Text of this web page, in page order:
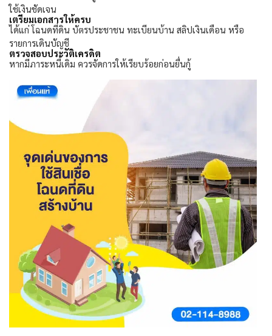
ใช้เงินชัดเจน
เตรียมเอกสารให้ครบ
ได้แก่ โฉนดที่ดิน บัตรประชาชน ทะเบียนบ้าน สลิปเงินเดือน หรือ
รายการเดินบัญชี
ตรวจสอบประวัติเครดิต
หากมีภาระหนี้เดิม ควรจัดการให้เรียบร้อยก่อนยื่นกู้